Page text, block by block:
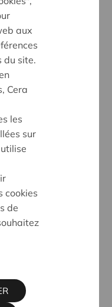
pour
de quartier a
L'asbl
le soutien des
le terrain à
vu se dégrader
lancé l'idée de
funding', le
aux
du site.
Cera
les
sur
cookies
de